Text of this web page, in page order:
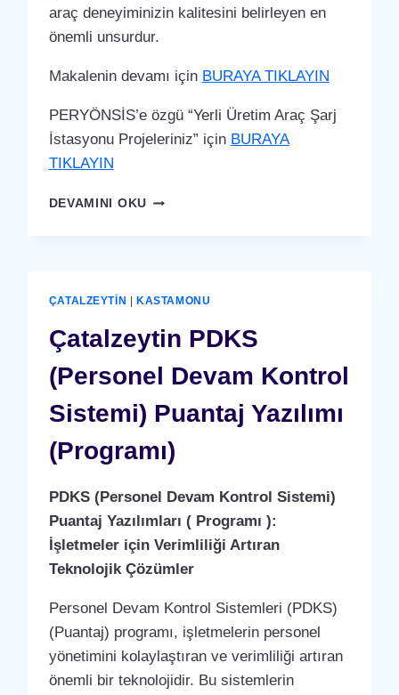
araç deneyiminizin kalitesini belirleyen en
önemli unsurdur.
Makalenin devamı için BURAYA TIKLAYIN
PERYÖNSİS’e özgü “Yerli Üretim Araç Şarj
İstasyonu Projeleriniz” için BURAYA
TIKLAYIN
DEVAMINI OKUÇATALZEYTIN
ÇATALZEYTIN KASTAMONU
Çatalzeytin PDKS
(Personel Devam Kontrol
Sistemi) Puantaj Yazılımı
(Programı)
PDKS (Personel Devam Kontrol Sistemi)
Puantaj Yazılımları ( Programı ):
İşletmeler için Verimliliği Artıran
Teknolojik Çözümler
Personel Devam Kontrol Sistemleri (PDKS)
(Puantaj) programı, işletmelerin personel
yönetimini kolaylaştıran ve verimliliği artıran
önemli bir teknolojidir. Bu sistemlerin